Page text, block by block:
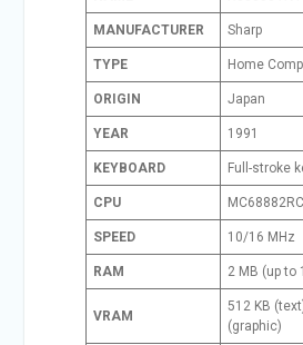
MANUFACTURER Sharp
TYPE Home
ORIGIN Japan
YEAR 1991
KEYBOARD Full-stroke
CPU
SPEED 10/16 MHz
RAM 2 MB (up to
VRAM
512 KB
(graphic)